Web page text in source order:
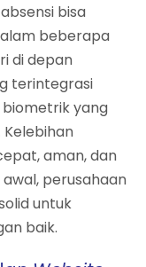
bisa
beberapa
di depan
terintegrasi
yang
aman, dan
perusahaan
untuk
baik.